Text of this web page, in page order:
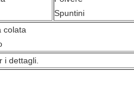
Spuntini
colata
i dettagli.